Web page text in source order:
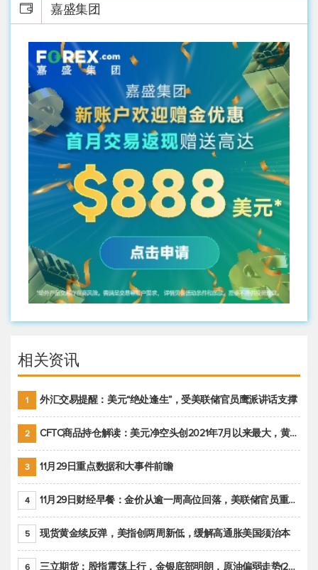
嘉盛集团
相关资讯
1 外汇交易提醒：美元“绝处逢生”，受美联储官员鹰派讲话支撑
2 CFTC商品持仓解读：美元净空头创2021年7月以来最大，黄金期货投机性净多头头寸减少
3 11月29日重点数据和大事件前瞻
4 11月29日财经早餐：金价从逾一周高位回落，美联储官员重申鹰派立场推动美元回升
5 现货黄金续反弹，美指创两周新低，缓解高通胀美国须治本
6 三立期货：股指震荡上行，金银底部明朗，原油偏弱走势(20221128收评)